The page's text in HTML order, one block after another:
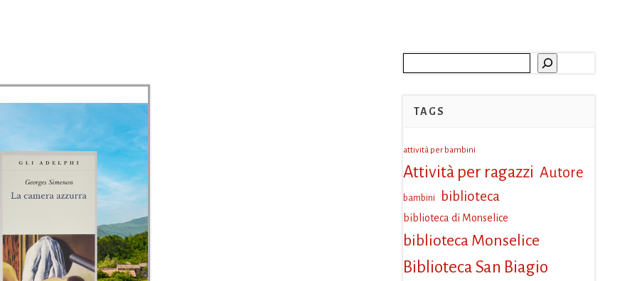
TAGS
attività per bambini
Attività per ragazzi Autore
bambini biblioteca
biblioteca di Monselice
biblioteca Monselice
Biblioteca San Biagio